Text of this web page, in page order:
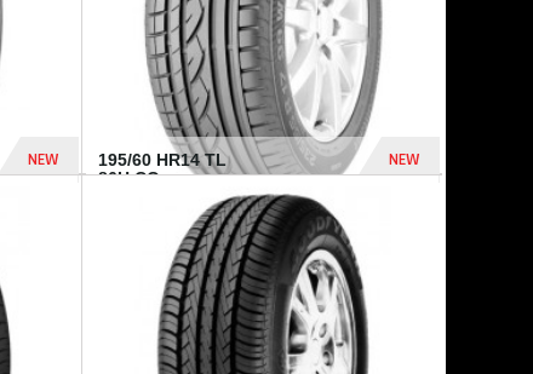
NEW
195/60 HR14 TL
86H CO...
NEW
790 Dhs